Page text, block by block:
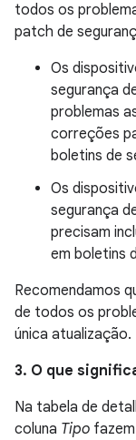
todos os
patch de
Os
segurança
problemas
correções
boletins de
Os
segurança
precisam
em boletins
Recomendamos
de todos os
única atualização.
3. O que
Na tabela de
coluna Tipo